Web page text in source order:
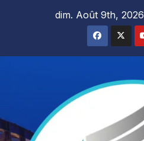
dim. Août 9th, 2026